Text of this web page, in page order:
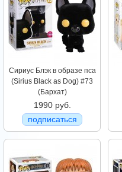
Сириус Блэк в образе пса
(Sirius Black as Dog) #73
(Бархат)
1990 руб.
подписаться